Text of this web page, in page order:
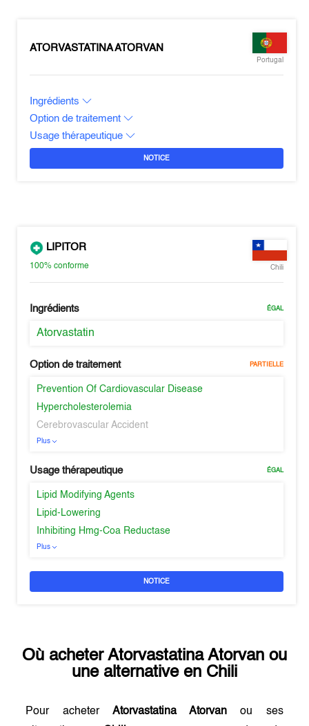
ATORVASTATINA ATORVAN
Portugal
Ingrédients
Option de traitement
Usage thérapeutique
NOTICE
LIPITOR
100%conforme Chili
Ingrédients ÉGAL
Atorvastatin
Option de traitement PARTIELLE
Prevention Of Cardiovascular Disease
Hypercholesterolemia
Cerebrovascular Accident
Plus
Usage thérapeutique ÉGAL
Lipid Modifying Agents
Lipid-Lowering
Inhibiting Hmg-Coa Reductase
Plus
NOTICE
Où acheter Atorvastatina Atorvan ou
une alternative en Chili
Pour acheter Atorvastatina Atorvan ou ses